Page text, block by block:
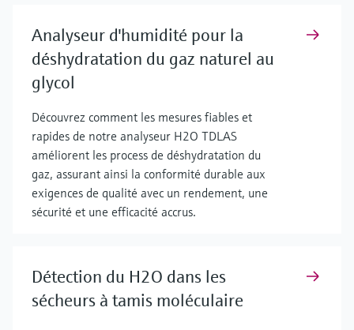
Analyseur d'humidité pour la
déshydratation du gaz naturel au
glycol
Découvrez comment les mesures fiables et
rapides de notre analyseur H2O TDLAS
améliorent les process de déshydratation du
gaz, assurant ainsi la conformité durable aux
exigences de qualité avec un rendement, une
sécurité et une efficacité accrus.
Détection du H2O dans les
sécheurs à tamis moléculaire